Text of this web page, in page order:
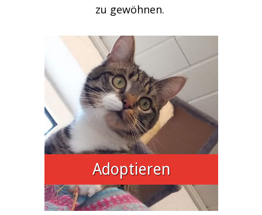
zu gewöhnen.
Adoptieren